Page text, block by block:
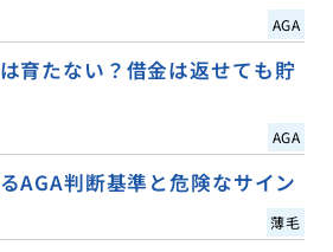
AGA
育たない？借金は返せても貯
AGA
AGA判断基準と危険なサイン
薄毛